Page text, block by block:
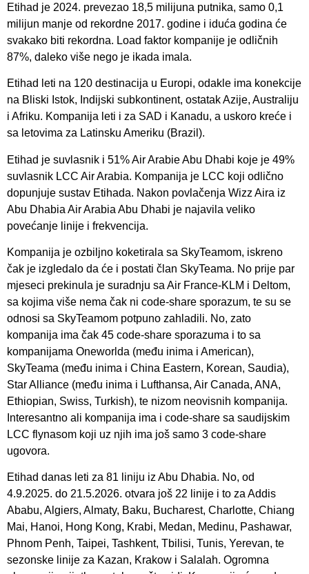
Etihad je 2024. prevezao 18,5 milijuna putnika, samo 0,1
milijun manje od rekordne 2017. godine i iduća godina će
svakako biti rekordna. Load faktor kompanije je odličnih
87%, daleko više nego je ikada imala.
Etihad leti na 120 destinacija u Europi, odakle ima konekcije
na Bliski Istok, Indijski subkontinent, ostatak Azije, Australiju
i Afriku. Kompanija leti i za SAD i Kanadu, a uskoro kreće i
sa letovima za Latinsku Ameriku (Brazil).
Etihad je suvlasnik i 51% Air Arabie Abu Dhabi koje je 49%
suvlasnik LCC Air Arabia. Kompanija je LCC koji odlično
dopunjuje sustav Etihada. Nakon povlačenja Wizz Aira iz
Abu Dhabia Air Arabia Abu Dhabi je najavila veliko
povećanje linije i frekvencija.
Kompanija je ozbiljno koketirala sa SkyTeamom, iskreno
čak je izgledalo da će i postati član SkyTeama. No prije par
mjeseci prekinula je suradnju sa Air France-KLM i Deltom,
sa kojima više nema čak ni code-share sporazum, te su se
odnosi sa SkyTeamom potpuno zahladili. No, zato
kompanija ima čak 45 code-share sporazuma i to sa
kompanijama Oneworlda (među inima i American),
SkyTeama (među inima i China Eastern, Korean, Saudia),
Star Alliance (među inima i Lufthansa, Air Canada, ANA,
Ethiopian, Swiss, Turkish), te nizom neovisnih kompanija.
Interesantno ali kompanija ima i code-share sa saudijskim
LCC flynasom koji uz njih ima još samo 3 code-share
ugovora.
Etihad danas leti za 81 liniju iz Abu Dhabia. No, od
4.9.2025. do 21.5.2026. otvara još 22 linije i to za Addis
Ababu, Algiers, Almaty, Baku, Bucharest, Charlotte, Chiang
Mai, Hanoi, Hong Kong, Krabi, Medan, Medinu, Pashawar,
Phnom Penh, Taipei, Tashkent, Tbilisi, Tunis, Yerevan, te
sezonske linije za Kazan, Krakow i Salalah. Ogromna